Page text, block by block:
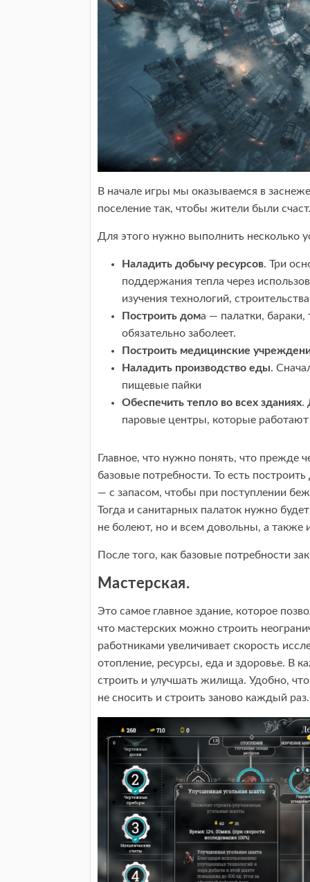
В начале игры мы оказываемся в
поселение так, чтобы жители были
Для этого нужно выполнить несколько
Наладить добычу ресурсов. Три
поддержания тепла через
изучения технологий,
Построить дома — палатки,
обязательно заболеет.
Построить медицинские
Наладить производство еды.
пищевые пайки
Обеспечить тепло во всех зданиях.
паровые центры, которые работают
Главное, что нужно понять, что прежде
базовые потребности. То есть
— с запасом, чтобы при поступлении
Тогда и санитарных палаток нужно
не болеют, но и всем довольны, а
После того, как базовые потребности
Мастерская.
Это самое главное здание, которое
что мастерских можно строить
работниками увеличивает скорость
отопление, ресурсы, еда и здоровье. В
строить и улучшать жилища. Удобно,
не сносить и строить заново каждый раз.